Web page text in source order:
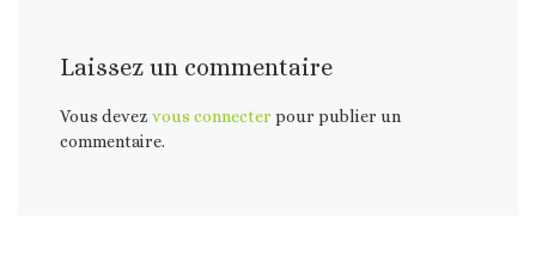
Laissez un commentaire
Vous devezvous connecter pour publier un
commentaire.